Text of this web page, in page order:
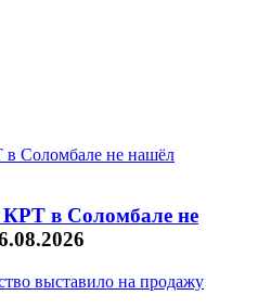
в Соломбале не